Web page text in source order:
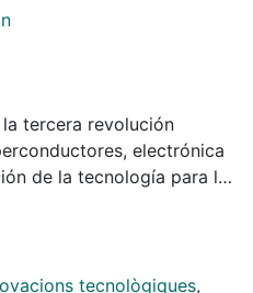
tercera revolución
electrónica
de la tecnología para las
que los procesos
una permanente
a través de
tecnològiques,